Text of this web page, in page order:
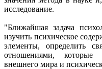
исследование.
"Ближайшая задача
изучить психическое
элементы, определить
отношениями, которые
внешнего мира и